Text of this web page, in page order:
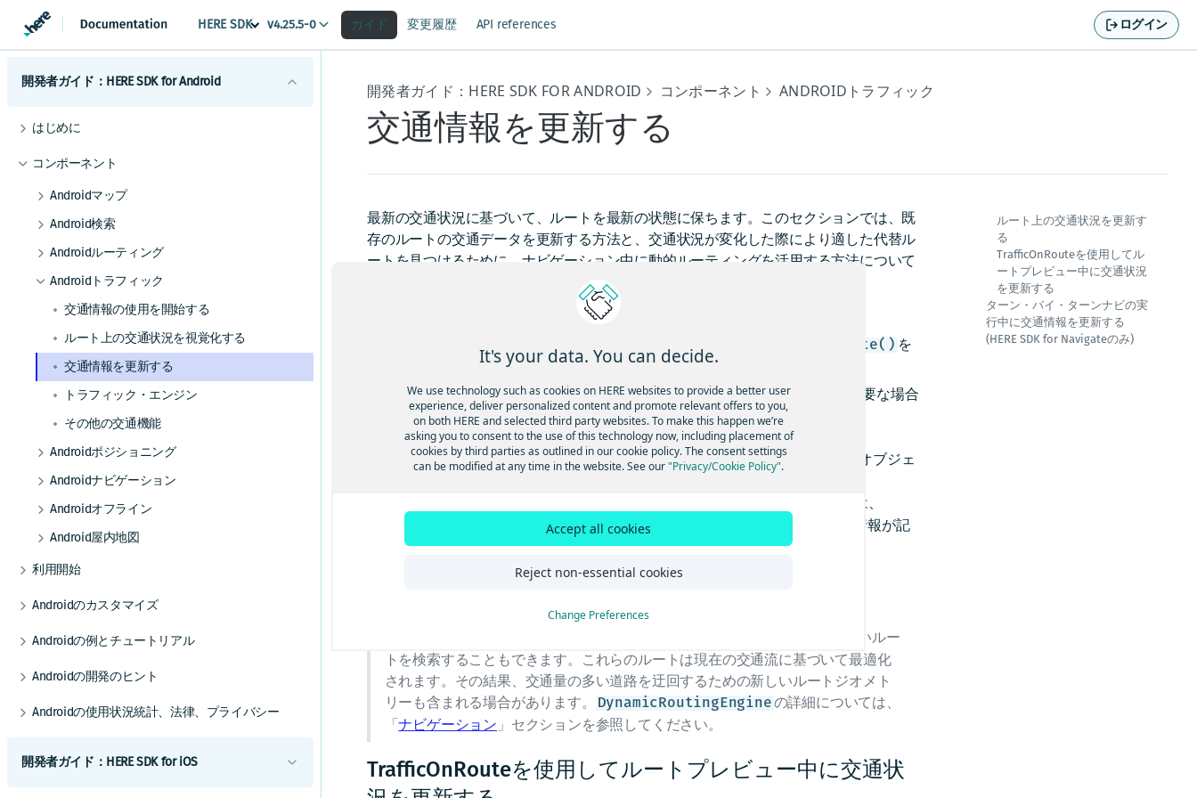
HERE SDK v4.25.5-0 ガイド 変更履歴 API references ログイン
開発者ガイド：HERE SDK for Android
はじめに
コンポーネント
Androidマップ
地図の使用を開始する
マップビューを調整する
地図を操作する
マップアイテムを追加する
事前定義されたマップスキームを追加する
事前定義されたマップフィーチャーを追加す
る
マップデータにリアルタイムでアクセスする
HERE Style Editorを使用してスタイルを作成
カスタムレイヤーを追加する
カスタムレイヤーのスタイルガイド
カスタムレイヤーのスタイルテクニック
カスタムレイヤーのスタイル式リファレ
Android検索
検索を開始する
検索機能とジオコーディング機能
Androidルーティング
ルート検索を開始する
UIビルディングブロックを追加する
ルートオプションを追加する
電気自動車のルートを取得する
高度なルート検索機能
Androidトラフィック
交通情報の使用を開始する
ルート上の交通状況を視覚化する
交通情報を更新する
トラフィック・エンジン
その他の交通機能
Androidポジショニング
ポジショニングの使用を開始する
ポジショニングを最適化する
バックグラウンド更新を有効にする
Androidナビゲーション
ナビゲーションの使用を開始する
音声ガイダンスを追加する
レーンアシスタンスを取得する
車両前方の地図情報
トラックをナビゲートする
Androidオフライン
オフラインマップの使用を開始する
代替オプション
オフライン検索機能
オフラインのルート検索機能
Android屋内地図
利用開始
Androidのカスタマイズ
カスタムマップカタログ
Androidの例とチュートリアル
Jetpack Composeを使用してマップビューを追
例
Androidの開発のヒント
ベストプラクティス
Androidの使用状況統計、法律、プライバシー
法的要件とプライバシー要件
開発者ガイド：HERE SDK for iOS
開発者ガイド：HERE SDK FOR ANDROID コンポーネント ANDROIDトラフィック
交通情報を更新する
最新の交通状況に基づいて、ルートを最新の状態に保ちます。このセクションでは、既
存のルートの交通データを更新する方法と、交通状況が変化した際により適した代替ル
ートを見つけるために、ナビゲーション中に動的ルーティングを活用する方法について
ルート上の交通状況を更新する
refreshRoute() を
呼び出すことで更新できます。
refreshRoute() メソッドは、出発地またはルートメタデータの更新が必要な場合
に使用できます。
交通情報のみを更新する必要があるシナリオでは、
calculateTrafficOnRoute() メソッドを使用して TrafficOnRoute
オブジェ
には、
オブジェクトのリストとして、スパンごとの詳細な交通情報が記
載されています。
どちらのメソッドでも、ルート距離とジオメトリーは変更されません。
を使用してナビゲーション中によりよいルー
トを検索することもできます。これらのルートは現在の交通流に基づいて最適化
されます。その結果、交通量の多い道路を迂回するための新しいルートジオメト
リーも含まれる場合があります。
DynamicRoutingEngineの詳細については、
「ナビゲーション 」セクションを参照してください。
TrafficOnRouteを使用してルートプレビュー中に交通状
ルート上の交通状況を更新す
る
TrafficOnRouteを使用してル
ートプレビュー中に交通状況
を更新する
ターン・バイ・ターンナビの実
行中に交通情報を更新する
(HERE SDK for Navigateのみ)
It's your data. You can decide.
We use technology such as cookies on HERE websites to provide a better user
experience, deliver personalized content and promote relevant offers to you,
on both HERE and selected third party websites. To make this happen we’re
asking you to consent to the use of this technology now, including placement of
cookies by third parties as outlined in our cookie policy. The consent settings
can be modified at any time in the website. See our"Privacy/Cookie Policy".
Accept all cookies
Reject non-essential cookies
Change Preferences